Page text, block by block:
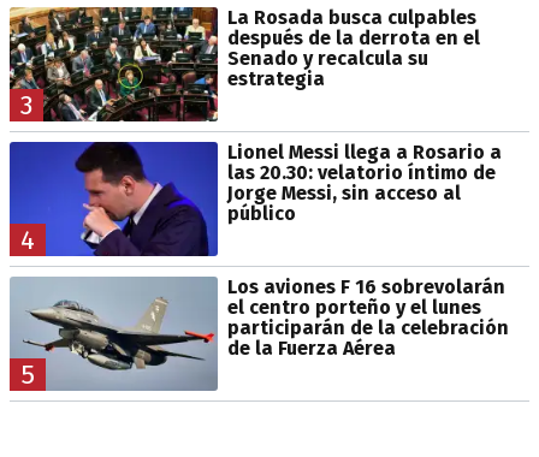
3
La Rosada busca culpables
después de la derrota en el
Senado y recalcula su
estrategia
4
Lionel Messi llega a Rosario a
las 20.30: velatorio íntimo de
Jorge Messi, sin acceso al
público
5
Los aviones F 16 sobrevolarán
el centro porteño y el lunes
participarán de la celebración
de la Fuerza Aérea